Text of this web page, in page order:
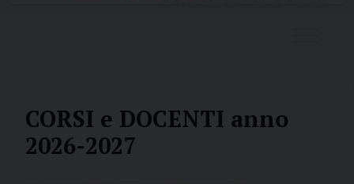
CORSI e DOCENTI anno
2026-2027